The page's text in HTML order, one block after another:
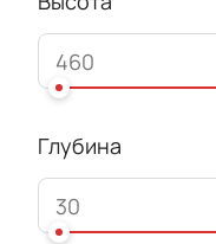
Глубина